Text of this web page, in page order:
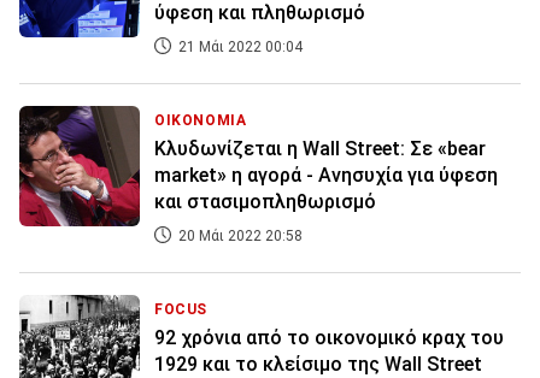
ύφεση και πληθωρισμό
21 Μάι 2022 00:04
ΟΙΚΟΝΟΜΙΑ
Κλυδωνίζεται η Wall Street: Σε «bear
market» η αγορά - Ανησυχία για ύφεση
και στασιμοπληθωρισμό
20 Μάι 2022 20:58
FOCUS
92 χρόνια από το οικονομικό κραχ του
1929 και το κλείσιμο της Wall Street